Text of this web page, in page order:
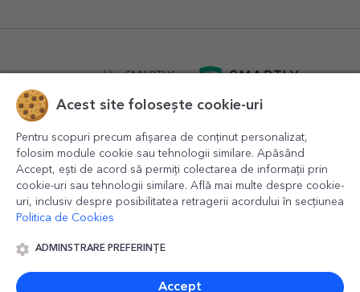
powered bySMARTLY.ro
© 2016-2026 StarGift Romania,
contact@stargift.ro
Acest site folosește cookie-uri
Pentru scopuri precum afișarea de conținut personalizat,
folosim module cookie sau tehnologii similare. Apăsând
Accept, ești de acord să permiți colectarea de informații prin
cookie-uri sau tehnologii similare. Află mai multe despre cookie-
uri, inclusiv despre posibilitatea retragerii acordului în secțiunea
Politica de Cookies
ADMINSTRARE PREFERINȚE
Accept